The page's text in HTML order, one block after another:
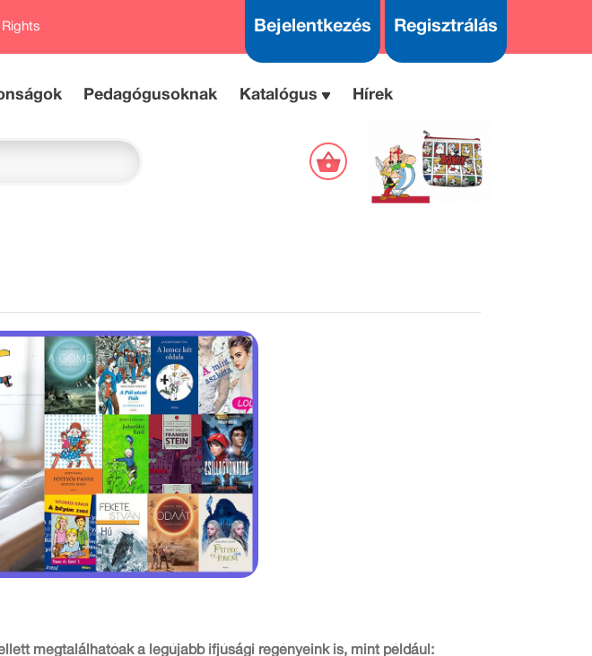
Bejelentkezés Regisztrálás
Pedagógusoknak Katalógus Hírek
megtalálhatóak a legújabb ifjúsági regényeink is, mint például: